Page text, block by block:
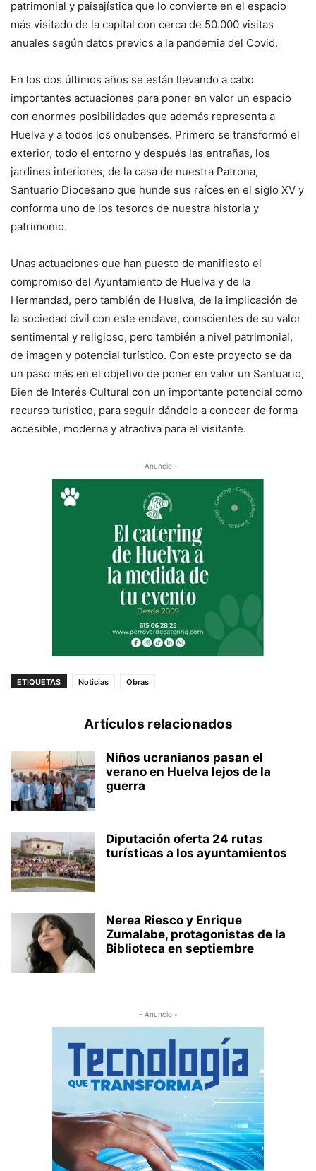
patrimonial y paisajística que lo convierte en el espacio
más visitado de la capital con cerca de 50.000 visitas
anuales según datos previos a la pandemia del Covid.
En los dos últimos años se están llevando a cabo
importantes actuaciones para poner en valor un espacio
con enormes posibilidades que además representa a
Huelva y a todos los onubenses. Primero se transformó el
exterior, todo el entorno y después las entrañas, los
jardines interiores, de la casa de nuestra Patrona,
Santuario Diocesano que hunde sus raíces en el siglo XV y
conforma uno de los tesoros de nuestra historia y
patrimonio.
Unas actuaciones que han puesto de manifiesto el
compromiso del Ayuntamiento de Huelva y de la
Hermandad, pero también de Huelva, de la implicación de
la sociedad civil con este enclave, conscientes de su valor
sentimental y religioso, pero también a nivel patrimonial,
de imagen y potencial turístico. Con este proyecto se da
un paso más en el objetivo de poner en valor un Santuario,
Bien de Interés Cultural con un importante potencial como
recurso turístico, para seguir dándolo a conocer de forma
accesible, moderna y atractiva para el visitante.
- Anuncio -
ETIQUETAS Noticias Obras
Artículos relacionados
Niños ucranianos pasan el
verano en Huelva lejos de la
guerra
Diputación oferta 24 rutas
turísticas a los ayuntamientos
Nerea Riesco y Enrique
Zumalabe, protagonistas de la
Biblioteca en septiembre
- Anuncio -